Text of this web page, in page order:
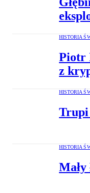
HISTORIA
Piotr
z
HISTORIA
Trupi
HISTORIA
Mały